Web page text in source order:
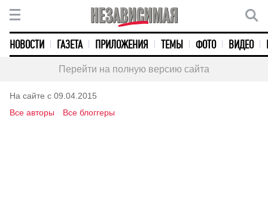
НОВОСТИ ГАЗЕТА ПРИЛОЖЕНИЯ ТЕМЫ ФОТО ВИДЕО
Перейти на полную версию сайта
На сайте с 09.04.2015
Все авторы
Все блоггеры